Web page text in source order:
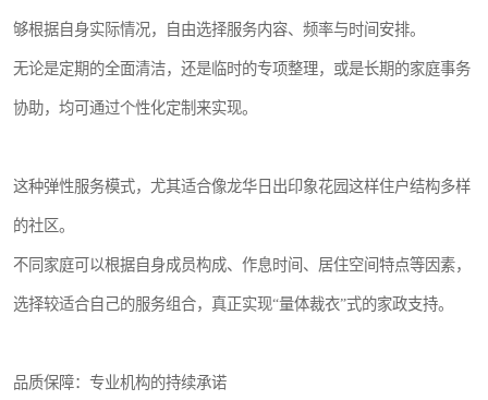
够根据自身实际情况，自由选择服务内容、频率与时间安排。
无论是定期的全面清洁，还是临时的专项整理，或是长期的家庭事务
协助，均可通过个性化定制来实现。
这种弹性服务模式，尤其适合像龙华日出印象花园这样住户结构多样
的社区。
不同家庭可以根据自身成员构成、作息时间、居住空间特点等因素，
选择较适合自己的服务组合，真正实现“量体裁衣”式的家政支持。
品质保障：专业机构的持续承诺